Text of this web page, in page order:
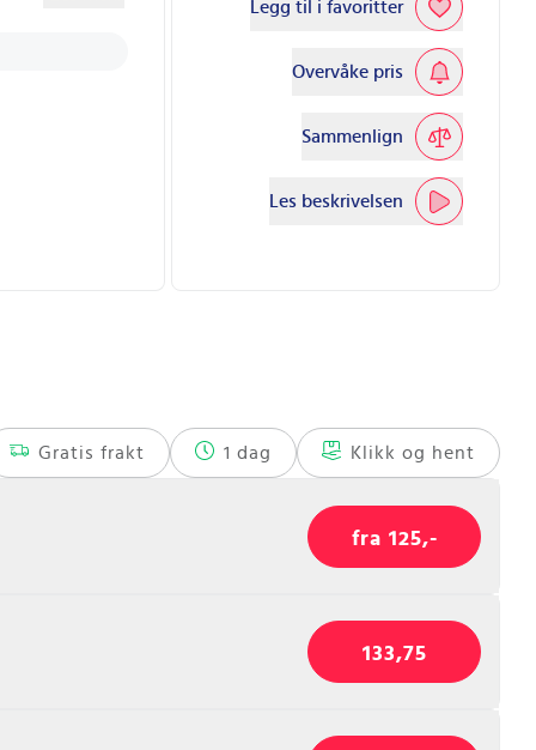
Legg til i favoritter
Overvåke pris
Sammenlign
Les beskrivelsen
Gratis frakt 1 dag Klikk og hent
fra 125,-
133,75